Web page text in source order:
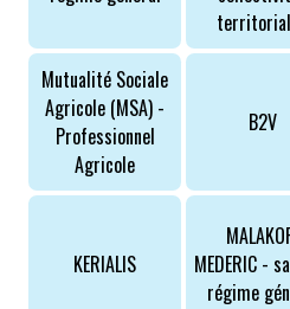
ROMPRE LA
Mutualité Sociale
Agricole (MSA) -
Professionnel
Agricole
B2V
KERIALIS
MEDERIC -
régime